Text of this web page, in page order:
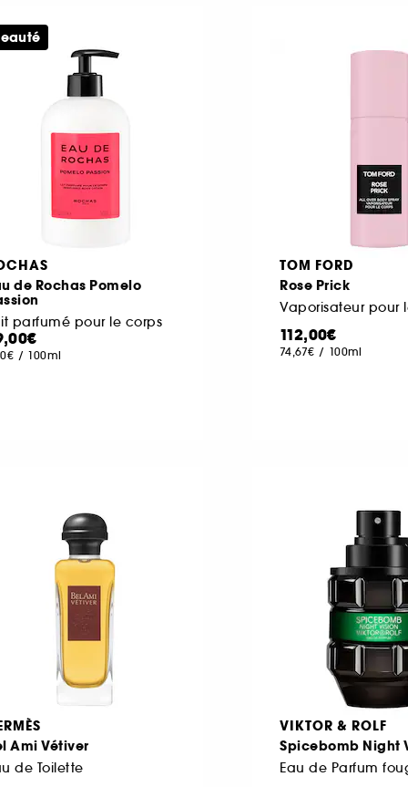
de Rochas Pomelo
parfumé pour le corps
/ 100ml
TOM FORD
Rose Prick
Vaporisateur pour
112,00€
74,67€ / 100ml
Ami Vétiver
de Toilette
VIKTOR & ROLF
Spicebomb Night